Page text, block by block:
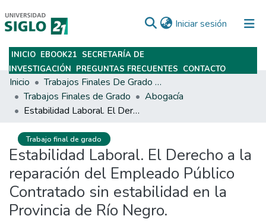
Iniciar sesión (current)
Subir
INICIO EBOOK21 SECRETARÍA DE
INVESTIGACIÓN PREGUNTAS FRECUENTES CONTACTO
Inicio
Trabajos Finales De Grado Y Posgrado
Trabajos Finales de Grado
Abogacía
Estabilidad Laboral. El Derecho a la reparación del Empleado Público Contratado sin estabilidad en la Provincia de Río Negro.
Trabajo final de grado
Estabilidad Laboral. El Derecho a la
reparación del Empleado Público
Contratado sin estabilidad en la
Provincia de Río Negro.